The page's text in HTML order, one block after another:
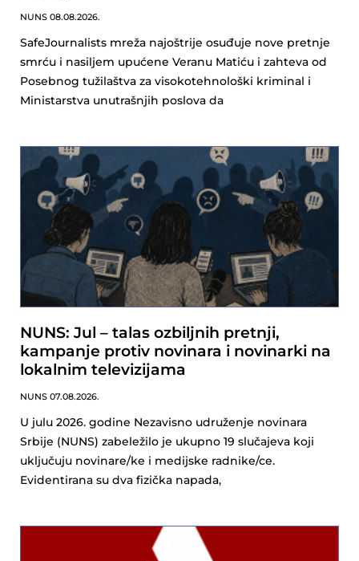
NUNS 08.08.2026.
SafeJournalists mreža najoštrije osuđuje nove pretnje
smrću i nasiljem upućene Veranu Matiću i zahteva od
Posebnog tužilaštva za visokotehnološki kriminal i
Ministarstva unutrašnjih poslova da
NUNS: Jul – talas ozbiljnih pretnji,
kampanje protiv novinara i novinarki na
lokalnim televizijama
NUNS 07.08.2026.
U julu 2026. godine Nezavisno udruženje novinara
Srbije (NUNS) zabeležilo je ukupno 19 slučajeva koji
uključuju novinare/ke i medijske radnike/ce.
Evidentirana su dva fizička napada,